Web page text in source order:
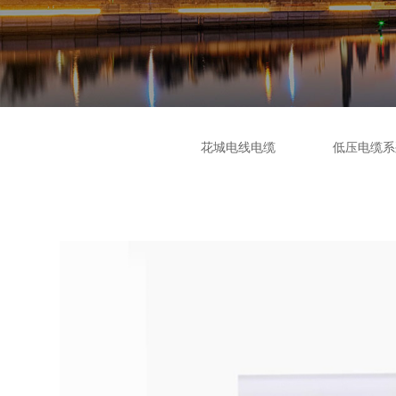
花城电线电缆 低压电缆系